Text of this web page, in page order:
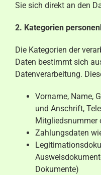
Sie sich direkt an den
2. Kategorien
Die Kategorien der
Daten bestimmt sich
Datenverarbeitung.
Vorname, Name,
und Anschrift,
Mitgliedsnummer
Zahlungsdaten
Dokumente)